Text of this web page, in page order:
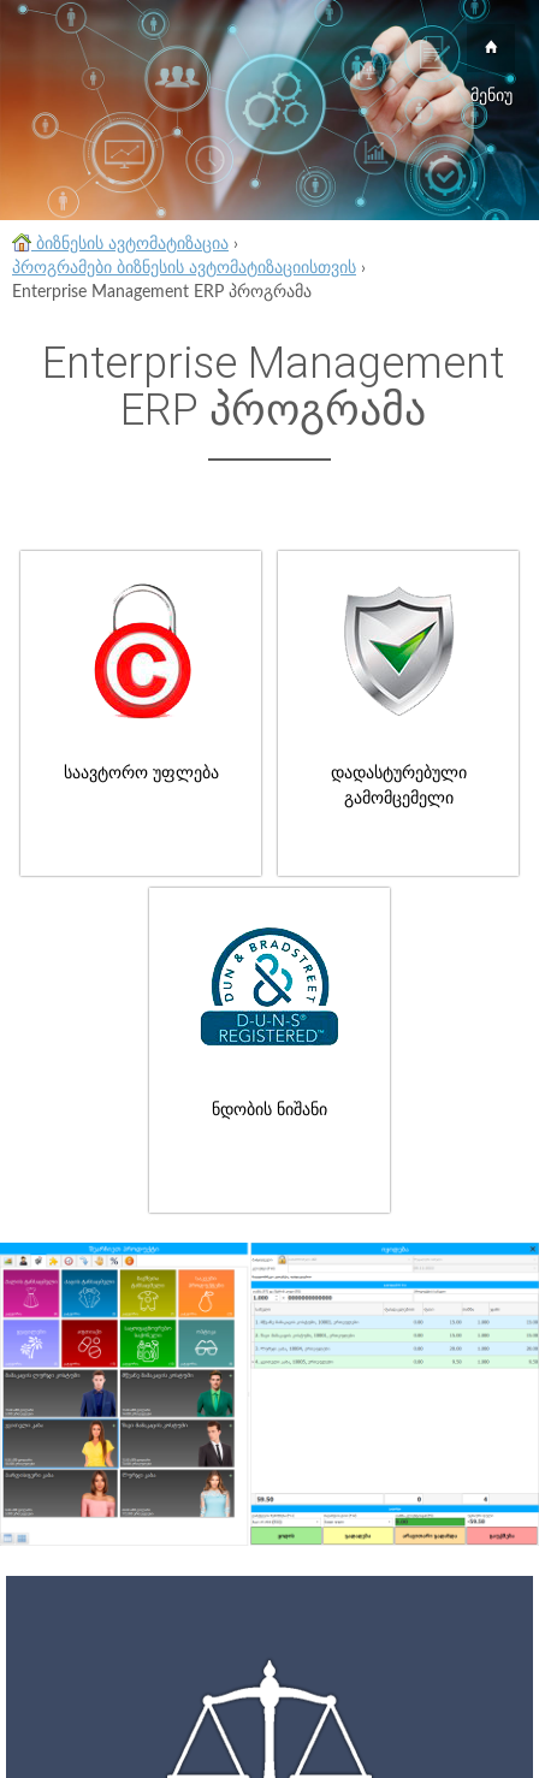
მენიუ
ბიზნესის ავტომატიზაცია ›
პროგრამები ბიზნესის ავტომატიზაციისთვის ›
Enterprise Management ERP პროგრამა
Enterprise Management
ERP პროგრამა
საავტორო უფლება
დადასტურებული
გამომცემელი
ნდობის ნიშანი